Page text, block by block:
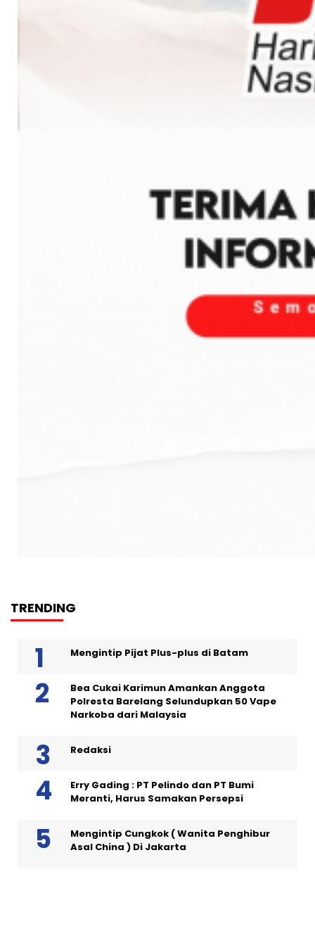
TRENDING
Mengintip Pijat Plus-plus di Batam
Bea Cukai Karimun Amankan Anggota
Polresta Barelang Selundupkan 50 Vape
Narkoba dari Malaysia
Redaksi
Erry Gading : PT Pelindo dan PT Bumi
Meranti, Harus Samakan Persepsi
Mengintip Cungkok ( Wanita Penghibur
Asal China ) Di Jakarta